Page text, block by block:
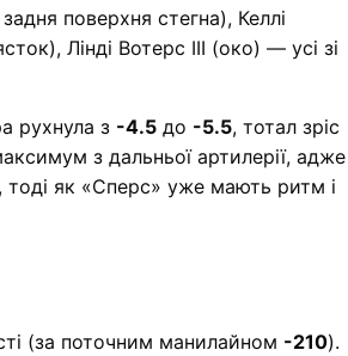
поверхня стегна), Келлі
Лінді Вотерс ІІІ (око) — усі зі
рухнула з -4.5 до -5.5, тотал зріс
з дальньої артилерії, адже
тоді як «Сперс» уже мають ритм і
(за поточним манилайном -210).